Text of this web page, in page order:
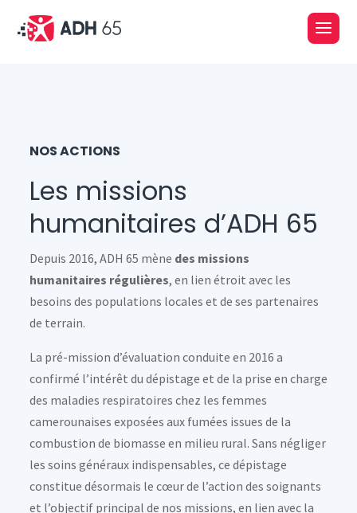
NOS ACTIONS
Les missions
humanitaires d’ADH 65
Depuis 2016, ADH 65 mène des missions
humanitaires régulières, en lien étroit avec les
besoins des populations locales et de ses partenaires
de terrain.
La pré-mission d’évaluation conduite en 2016 a
confirmé l’intérêt du dépistage et de la prise en charge
des maladies respiratoires chez les femmes
camerounaises exposées aux fumées issues de la
combustion de biomasse en milieu rural. Sans négliger
les soins généraux indispensables, ce dépistage
constitue désormais le cœur de l’action des soignants
et l’objectif principal de nos missions, en lien avec la